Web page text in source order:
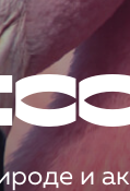
и